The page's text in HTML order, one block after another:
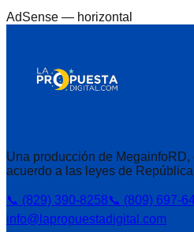
AdSense — horizontal
Una producción de
acuerdo a las leyes de
📞 (829) 390-8258📞 (809) 697-
info@lapropuestadigital.com